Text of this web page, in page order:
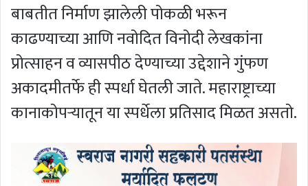
बाबतीत निर्माण झालेली पोकळी भरून
काढण्याच्या आणि नवोदित विनोदी लेखकांना
प्रोत्साहन व व्यासपीठ देण्याच्या उद्देशाने गुंफण
अकादमीतर्फे ही स्पर्धा घेतली जाते. महाराष्ट्राच्या
कानाकोपर्‍यातून या स्पर्धेला प्रतिसाद मिळत असतो.